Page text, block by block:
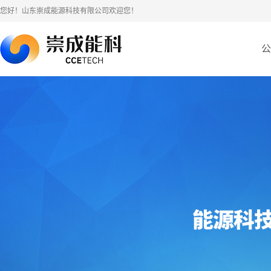
您好！山东崇成能源科技有限公司欢迎您！